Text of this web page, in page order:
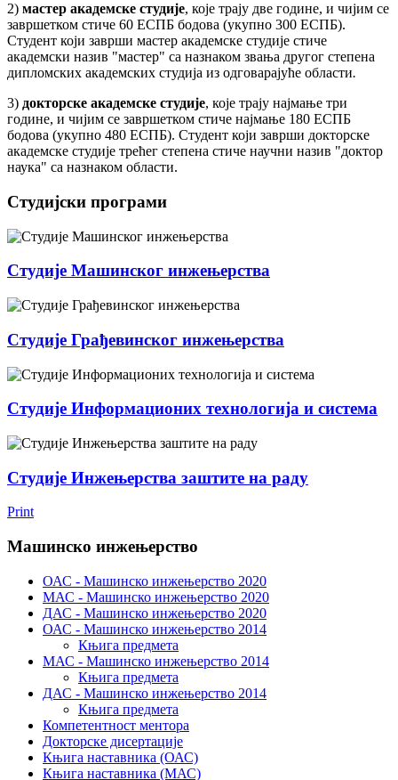
2) мастер академске студије, које трају две године, и чијим се
завршетком стиче 60 ЕСПБ бодова (укупно 300 ЕСПБ).
Студент који заврши мастер академске студије стиче
академски назив "мастер" са назнаком звања другог степена
дипломских академских студија из одговарајуће области.
3) докторске академске студије, које трају најмање три
године, и чијим се завршетком стиче најмање 180 ЕСПБ
бодова (укупно 480 ЕСПБ). Студент који заврши докторске
академске студије трећег степена стиче научни назив "доктор
наука" са назнаком области.
Студијски програми
Студије Машинског инжењерства
Студије Грађевинског инжењерства
Студије Информационих технологија и система
Студије Инжењерства заштите на раду
Print
Машинско инжењерство
ОАС - Mашинско инжењерство 2020
MАС - Mашинско инжењерство 2020
ДАС - Машинско инжењерство 2020
ОАС - Mашинско инжењерство 2014
Књига предмета
MАС - Машинско инжењерство 2014
Књига предмета
ДАС - Машинско инжењерство 2014
Књига предмета
Компетентност ментора
Докторске дисертације
Књига наставника (ОАС)
Књига наставника (МАС)